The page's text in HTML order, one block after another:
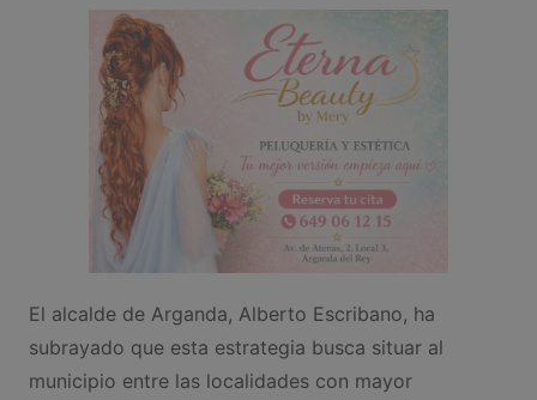
El alcalde de Arganda, Alberto Escribano, ha
subrayado que esta estrategia busca situar al
municipio entre las localidades con mayor